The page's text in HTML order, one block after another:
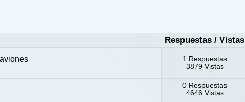
Respuestas /Vistas
1 Respuestas
3879 Vistas
0 Respuestas
4646 Vistas